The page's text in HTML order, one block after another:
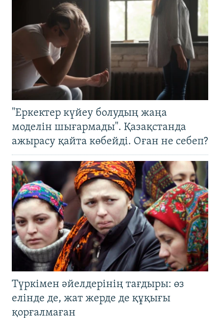
"Еркектер күйеу болудың жаңа
моделін шығармады". Қазақстанда
ажырасу қайта көбейді. Оған не себеп?
Түркімен әйелдерінің тағдыры: өз
елінде де, жат жерде де құқығы
қорғалмаған